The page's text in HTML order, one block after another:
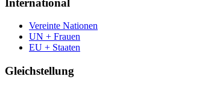
Vereinte Nationen
UN + Frauen
EU + Staaten
Gleichstellung